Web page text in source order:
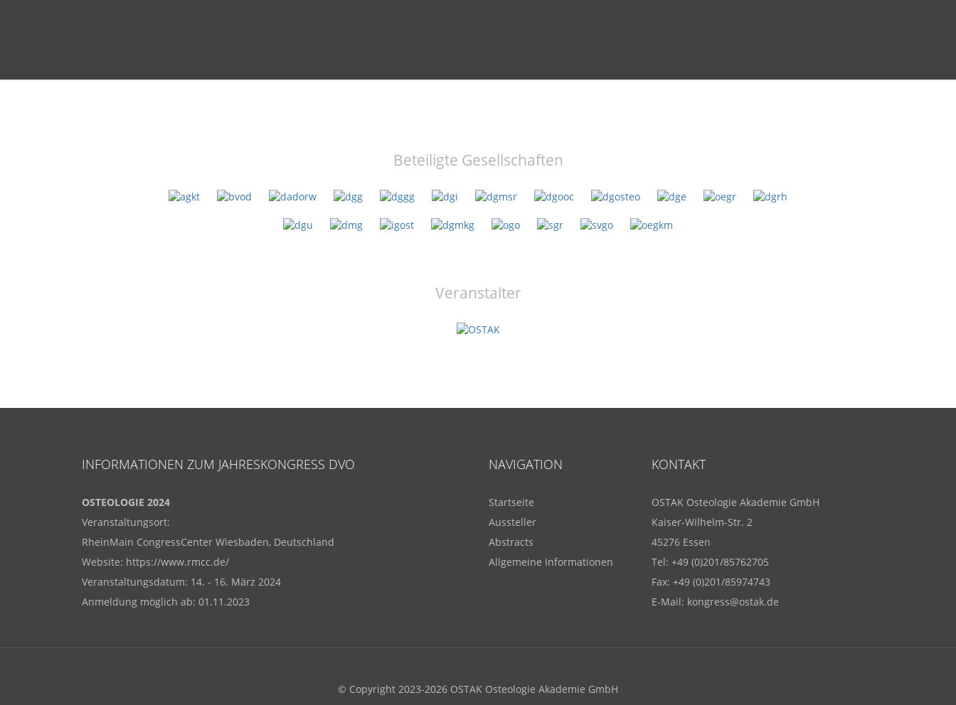
Beteiligte Gesellschaften
Veranstalter
INFORMATIONEN ZUM JAHRESKONGRESS DVO
OSTEOLOGIE 2024
Veranstaltungsort:
RheinMain CongressCenter Wiesbaden, Deutschland
Website: https://www.rmcc.de/
Veranstaltungsdatum: 14. - 16. März 2024
Anmeldung möglich ab: 01.11.2023
NAVIGATION
Startseite
Aussteller
Abstracts
Allgemeine Informationen
KONTAKT
OSTAK Osteologie Akademie GmbH
Kaiser-Wilhelm-Str. 2
45276 Essen
Tel: +49 (0)201/85762705
Fax: +49 (0)201/85974743
E-Mail: kongress@ostak.de
© Copyright 2023-2026 OSTAK Osteologie Akademie GmbH